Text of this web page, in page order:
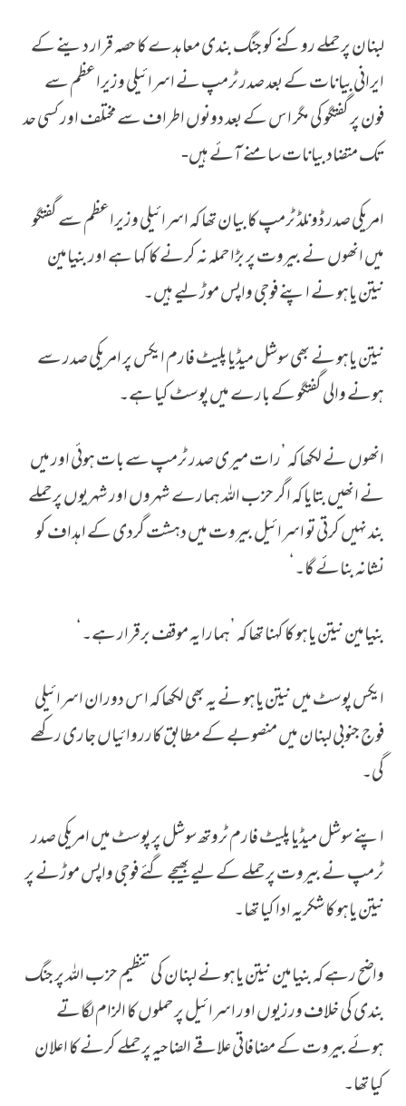
صدر ٹرمپ اور اسرائیلی وزیراعظم کے ٹیلیفونک گفتگو کے بعد لبنان پر متضاد
لبنان پر حملے روکنے کو جنگ بندی معاہدے کا حصہ قرار دینے کے
ایرانی بیانات کے بعد صدر ٹرمپ نے اسرائیلی وزیراعظم سے
فون پر گفتگو کی مگر اس کے بعد دونوں اطراف سے مختلف اور کسی حد
تک متضاد بیانات سامنے آئے ہیں-
امریکی صدر ڈونلڈ ٹرمپ کا بیان تھا کہ اسرائیلی وزیراعظم سے گفتگو
میں انھوں نے بیروت پر بڑا حملہ نہ کرنے کا کہا ہے اور بنیامین
نیتن یاہو نے اپنے فوجی واپس موڑ لیے ہیں۔
نیتن یاہو نے بھی سوشل میڈیا پلیٹ فارم ایکس پر امریکی صدر سے
ہونے والی گفتگو کے بارے میں پوسٹ کیا ہے۔
انھوں نے لکھا کہ ’رات میری صدر ٹرمپ سے بات ہوئی اور میں
نے انھیں بتایا کہ اگر حزب اللہ ہمارے شہروں اور شہریوں پر حملے
بند نہیں کرتی تو اسرائیل بیروت میں دہشت گردی کے اہداف کو
نشانہ بنائے گا۔‘
بنیامین نیتن یاہو کا کہنا تھا کہ ’ہمارا یہ موقف برقرار ہے۔‘
ایکس پوسٹ میں نیتن یاہو نے یہ بھی لکھا کہ اس دوران اسرائیلی
فوج جنوبی لبنان میں منصوبے کے مطابق کارروائیاں جاری رکھے
گی۔
اپنے سوشل میڈیا پلیٹ فارم ٹروتھ سوشل پر پوسٹ میں امریکی صدر
ٹرمپ نے بیروت پر حملے کے لیے بھیجے گئے فوجی واپس موڑنے پر
نیتن یاہو کا شکریہ ادا کیا تھا۔
واضح رہے کہ بنیامین نیتن یاہو نے لبنان کی تنظیم حزب اللہ پر جنگ
بندی کی خلاف ورزیوں اور اسرائیل پر حملوں کا الزام لگاتے
ہوئے بیروت کے مضافاتی علاقے الضاحیہ پر حملے کرنے کا اعلان
کیا تھا۔